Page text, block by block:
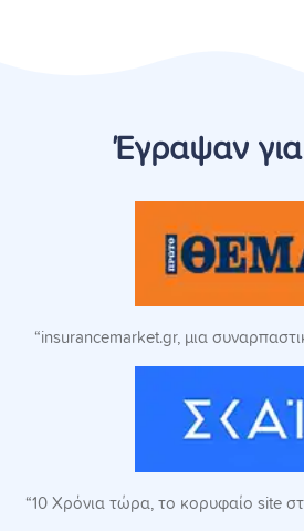
Έγραψαν
“insurancemarket.gr, μια
“10 Χρόνια τώρα, τo κορυφαίο site